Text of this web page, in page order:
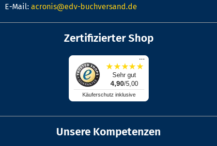
E-Mail: acronis@edv-buchversand.de
Zertifizierter Shop
...
★★★★★
Sehr gut
4,90/5,00
Käuferschutz inklusive
Unsere Kompetenzen